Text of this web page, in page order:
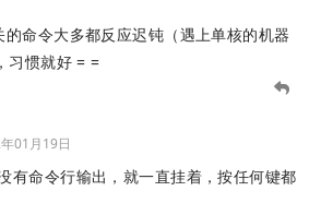
命令大多都反应迟钝（遇上单核的机器
习惯就好 = =
01月19日
有命令行输出，就一直挂着，按任何键都